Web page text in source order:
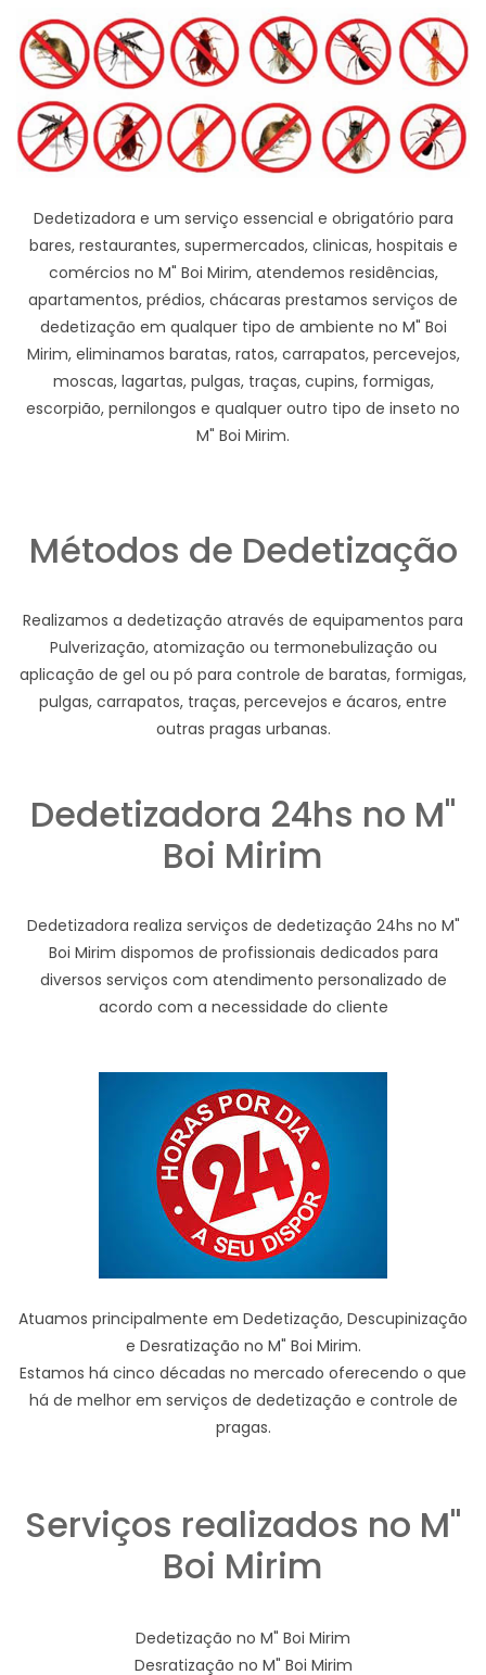
Dedetizadora e um serviço essencial e obrigatório para
bares, restaurantes, supermercados, clinicas, hospitais e
comércios no M" Boi Mirim, atendemos residências,
apartamentos, prédios, chácaras prestamos serviços de
dedetização em qualquer tipo de ambiente no M" Boi
Mirim, eliminamos baratas, ratos, carrapatos, percevejos,
moscas, lagartas, pulgas, traças, cupins, formigas,
escorpião, pernilongos e qualquer outro tipo de inseto no
M" Boi Mirim.
Métodos de Dedetização
Realizamos a dedetização através de equipamentos para
Pulverização, atomização ou termonebulização ou
aplicação de gel ou pó para controle de baratas, formigas,
pulgas, carrapatos, traças, percevejos e ácaros, entre
outras pragas urbanas.
Dedetizadora 24hs no M"
Boi Mirim
Dedetizadora realiza serviços de dedetização 24hs no M"
Boi Mirim dispomos de profissionais dedicados para
diversos serviços com atendimento personalizado de
acordo com a necessidade do cliente
Atuamos principalmente em Dedetização, Descupinização
e Desratização no M" Boi Mirim.
Estamos há cinco décadas no mercado oferecendo o que
há de melhor em serviços de dedetização e controle de
pragas.
Serviços realizados no M"
Boi Mirim
Dedetização no M" Boi Mirim
Desratização no M" Boi Mirim